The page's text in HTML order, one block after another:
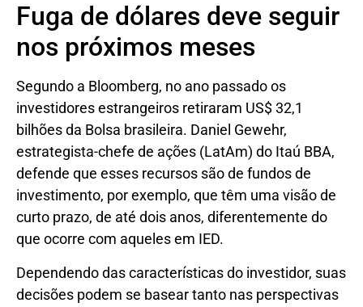
Fuga de dólares deve seguir
nos próximos meses
Segundo a Bloomberg, no ano passado os
investidores estrangeiros retiraram US$ 32,1
bilhões da Bolsa brasileira. Daniel Gewehr,
estrategista-chefe de ações (LatAm) do Itaú BBA,
defende que esses recursos são de fundos de
investimento, por exemplo, que têm uma visão de
curto prazo, de até dois anos, diferentemente do
que ocorre com aqueles em IED.
Dependendo das características do investidor, suas
decisões podem se basear tanto nas perspectivas